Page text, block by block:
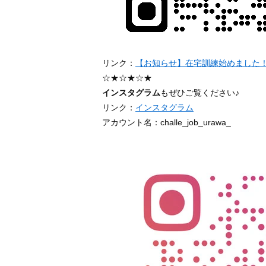
リンク：
【お知らせ】在宅訓練始めました
☆★☆★☆★
インスタグラムもぜひご覧ください♪
リンク： インスタグラム
アカウント名：challe_job_urawa_